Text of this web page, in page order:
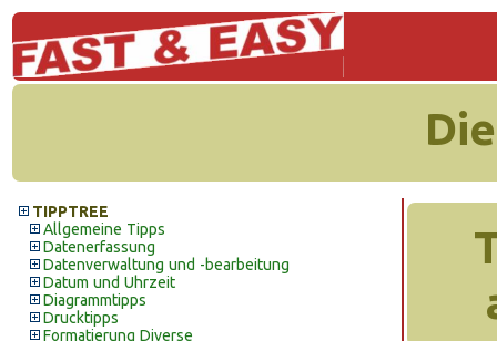
TIPPTREE
Allgemeine Tipps
Datenerfassung
Datenverwaltung und -bearbeitung
Datum und Uhrzeit
Diagrammtipps
Drucktipps
Formatierung Diverse